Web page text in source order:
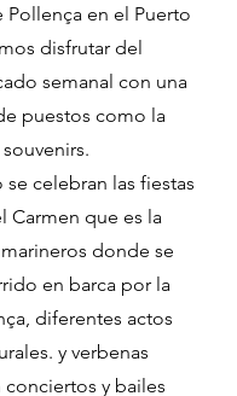
en el Puerto
disfrutar del
semanal con una
puestos como la
celebran las fiestas
Carmen que es la
donde se
en barca por la
diferentes actos
y verbenas
conciertos y bailes